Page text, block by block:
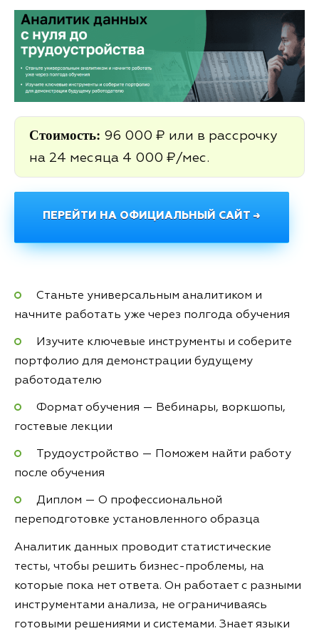
Стоимость: 96 000 ₽ или в рассрочку
на 24 месяца 4 000 ₽/мес.
ПЕРЕЙТИ НА ОФИЦИАЛЬНЫЙ САЙТ →
Станьте универсальным аналитиком и
начните работать уже через полгода обучения
Изучите ключевые инструменты и соберите
портфолио для демонстрации будущему
работодателю
Формат обучения — Вебинары, воркшопы,
гостевые лекции
Трудоустройство — Поможем найти работу
после обучения
Диплом — О профессиональной
переподготовке установленного образца
Аналитик данных проводит статистические
тесты, чтобы решить бизнес-проблемы, на
которые пока нет ответа. Он работает с разными
инструментами анализа, не ограничиваясь
готовыми решениями и системами. Знает языки